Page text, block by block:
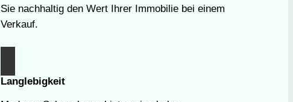
Sie nachhaltig den Wert Ihrer Immobilie bei einem
Verkauf.
Langlebigkeit